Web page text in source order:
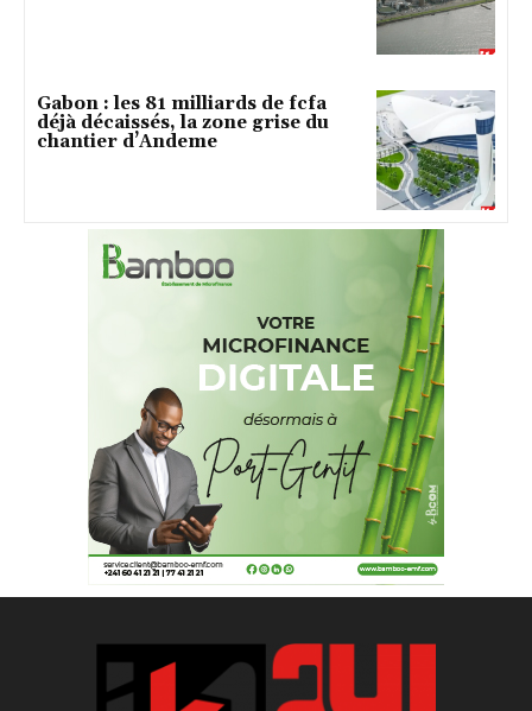
Gabon : les 81 milliards de fcfa
déjà décaissés, la zone grise du
chantier d’Andeme